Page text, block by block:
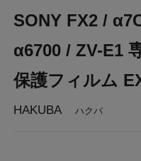
SONY FX2 /
α6700 / ZV-E1
保護フィルム
HAKUBA ハクバ